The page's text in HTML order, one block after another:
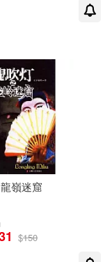
嶺迷窟
$150